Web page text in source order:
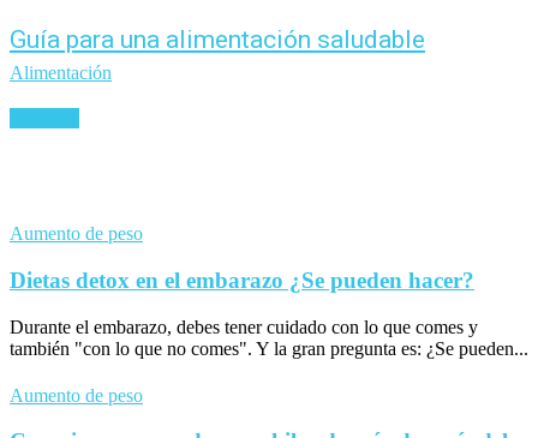
Guía para una alimentación saludable
Alimentación
Aumento de peso
Dietas detox en el embarazo ¿Se pueden hacer?
Durante el embarazo, debes tener cuidado con lo que comes y
también "con lo que no comes". Y la gran pregunta es: ¿Se pueden...
Aumento de peso